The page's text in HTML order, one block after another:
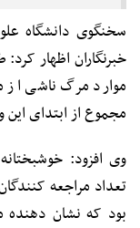
سخنگوی دانشگاه
موارد مرگ ناشی
مجموع از ابتدای این واقعه ۴۶ مورد فوت
وی افزود:
بود که نشان دهنده